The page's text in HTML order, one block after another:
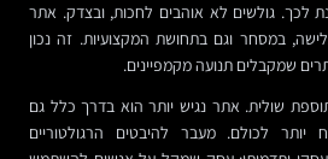
לכך. גולשים לא אוהבים לחכות, ובצדק. אתר
במסחר וגם בתחושת המקצועיות. זה נכון
שמקבלים תנועה מקמפיינים.
שולית. אתר נגיש יותר הוא בדרך כלל גם
יותר לכולם. מעבר להיבטים הרגולטוריים